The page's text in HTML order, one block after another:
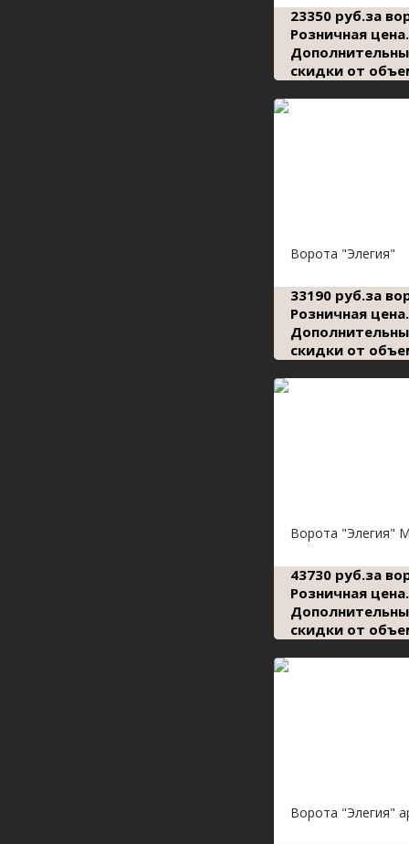
23350 руб.за
Розничная цена.
скидки от
Ворота "Элегия"
33190 руб.за
Розничная цена.
скидки от
Ворота "Элегия"
43730 руб.за
Розничная цена.
скидки от
Ворота "Элегия"